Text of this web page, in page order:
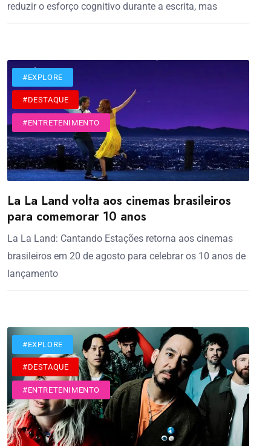
reduzir o esforço cognitivo durante a escrita, mas
#CINEMA
#DESTAQUE
#ENTRETENIMENTO
#EXPLORE
La La Land volta aos cinemas brasileiros
para comemorar 10 anos
La La Land: Cantando Estações retorna aos cinemas
brasileiros em 20 de agosto para celebrar os 10 anos de
lançamento
#CINEMA
#DESTAQUE
#ENTRETENIMENTO
#EXPLORE